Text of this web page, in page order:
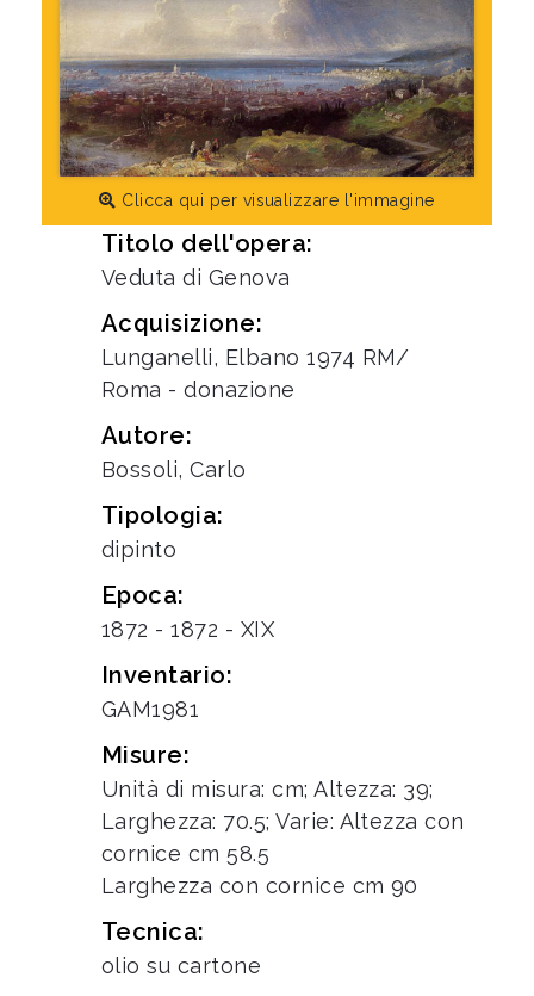
Clicca qui per visualizzare l'immagine
Titolo dell'opera:
Veduta di Genova
Acquisizione:
Lunganelli, Elbano 1974 RM/
Roma - donazione
Autore:
Bossoli, Carlo
Tipologia:
dipinto
Epoca:
1872 - 1872 - XIX
Inventario:
GAM1981
Misure:
Unità di misura: cm; Altezza: 39;
Larghezza: 70.5; Varie: Altezza con
cornice cm 58.5
Larghezza con cornice cm 90
Tecnica:
olio su cartone